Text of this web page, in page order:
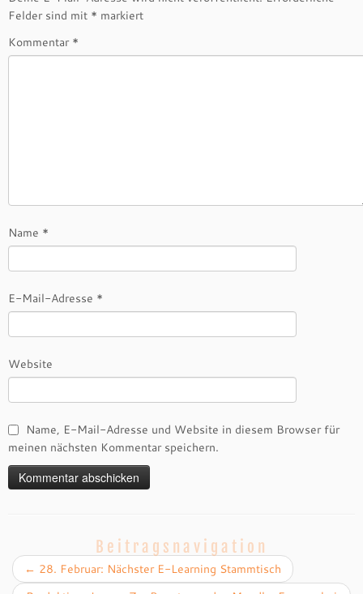
Felder sind mit * markiert
Kommentar *
Name *
E-Mail-Adresse *
Website
Name, E-Mail-Adresse und Website in diesem Browser für
meinen nächsten Kommentar speichern.
Beitragsnavigation
← 28. Februar: Nächster E-Learning Stammtisch